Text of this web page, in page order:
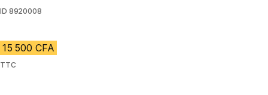
ID 8920008
15 500 CFA
TTC